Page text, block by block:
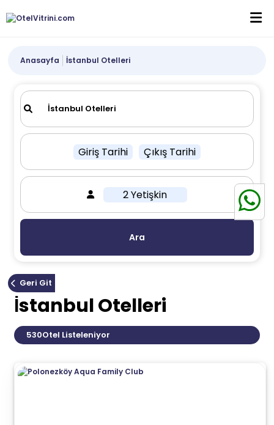
Anasayfa İstanbul Otelleri
Giriş Tarihi Çıkış Tarihi
2 Yetişkin
Ara
Geri Git
İstanbul Otelleri
530Otel Listeleniyor